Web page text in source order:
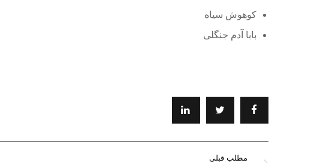
کوهوش سیاه
بابا آدم جنگلی
مطلب قبلی